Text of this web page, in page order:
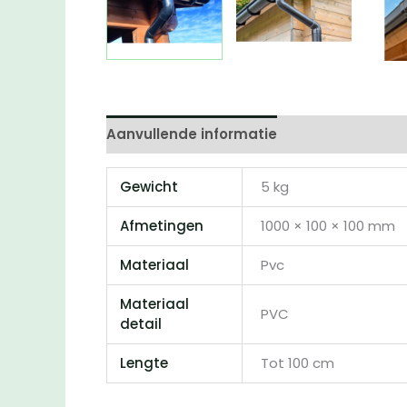
Aanvullende informatie
Gewicht 5 kg
Afmetingen 1000 × 100 × 100 mm
Materiaal Pvc
Materiaal
detail
PVC
Lengte Tot 100 cm